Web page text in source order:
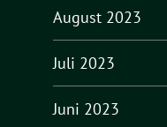
August 2023
Juli 2023
Juni 2023